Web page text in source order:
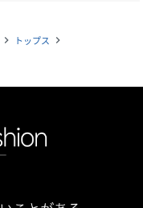
navigate_next トップス navigate_next